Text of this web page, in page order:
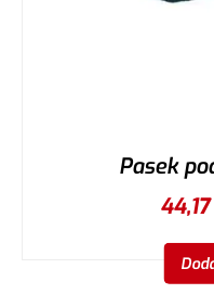
Pasek
44,17